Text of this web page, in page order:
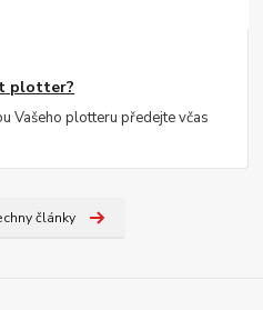
plotter?
Vašeho plotteru předejte včas
články